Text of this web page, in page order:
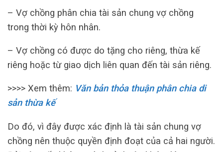
– Vợ chồng phân chia tài sản chung vợ chồng
trong thời kỳ hôn nhân.
– Vợ chồng có được do tặng cho riêng, thừa kế
riêng hoặc từ giao dịch liên quan đến tài sản riêng.
>>>> Xem thêm: Văn bản thỏa thuận phân chia di
sản thừa kế
Do đó, vì đây được xác định là tài sản chung vợ
chồng nên thuộc quyền định đoạt của cả hai người.